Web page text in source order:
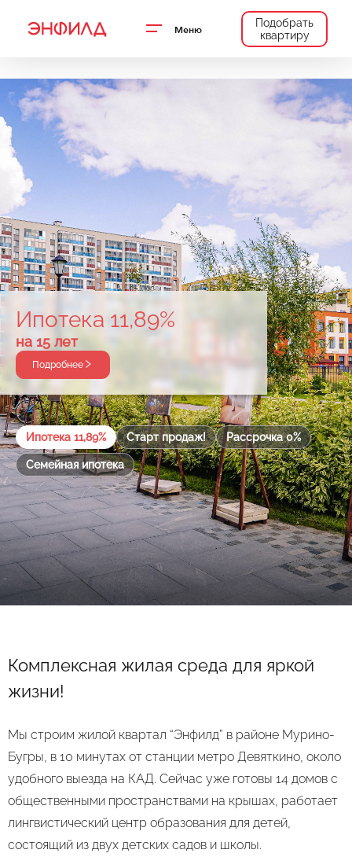
Меню
Подобрать
квартиру
Ипотека 11,89% Старт продаж! Рассрочка 0%
Семейная ипотека
Ипотека 11,89%
на 15 лет
Подробнее
Комплексная жилая среда для яркой
жизни!
Мы строим жилой квартал “Энфилд” в районе Мурино-
Бугры, в 10 минутах от станции метро Девяткино, около
удобного выезда на КАД. Сейчас уже готовы 14 домов c
общественными пространствами на крышах, работает
лингвистический центр образования для детей,
состоящий из двух детских садов и школы.